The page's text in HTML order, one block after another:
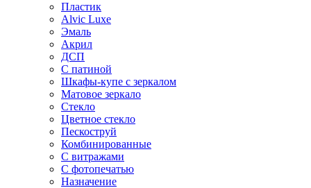
Пластик
Alvic Luxe
Эмаль
Акрил
ДСП
С патиной
Шкафы-купе с зеркалом
Матовое зеркало
Стекло
Цветное стекло
Пескоструй
Комбинированные
С витражами
С фотопечатью
Назначение